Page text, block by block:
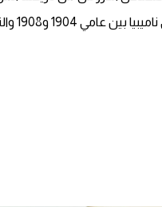
كانت